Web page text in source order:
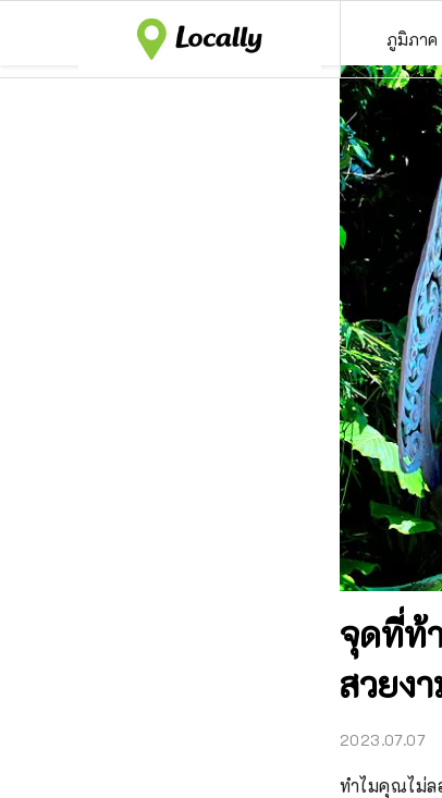
ภูมิภาค
จุดที่ท้
สวยง
2023.07.07
ทำไมคุณไม่ล